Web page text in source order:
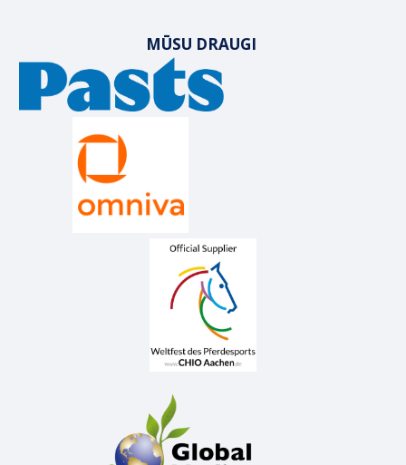
MŪSU DRAUGI